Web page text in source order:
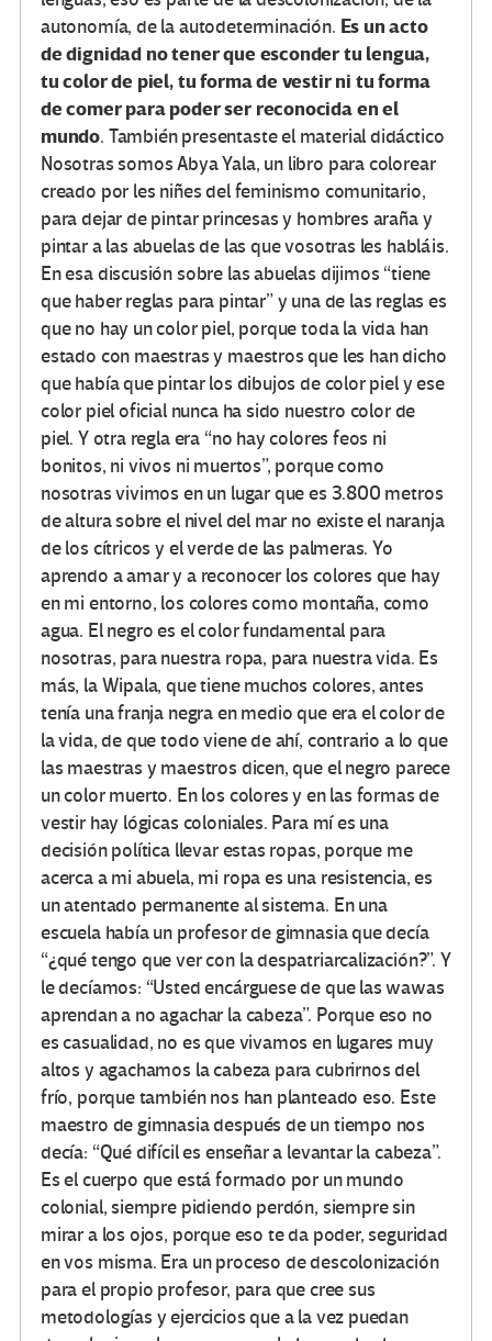
autonomía, de la autodeterminación. Es un acto
de dignidad no tener que esconder tu lengua,
tu color de piel, tu forma de vestir ni tu forma
de comer para poder ser reconocida en el
mundo. También presentaste el material didáctico
Nosotras somos Abya Yala, un libro para colorear
creado por les niñes del feminismo comunitario,
para dejar de pintar princesas y hombres araña y
pintar a las abuelas de las que vosotras les habláis.
En esa discusión sobre las abuelas dijimos “tiene
que haber reglas para pintar” y una de las reglas es
que no hay un color piel, porque toda la vida han
estado con maestras y maestros que les han dicho
que había que pintar los dibujos de color piel y ese
color piel oficial nunca ha sido nuestro color de
piel. Y otra regla era “no hay colores feos ni
bonitos, ni vivos ni muertos”, porque como
nosotras vivimos en un lugar que es 3.800 metros
de altura sobre el nivel del mar no existe el naranja
de los cítricos y el verde de las palmeras. Yo
aprendo a amar y a reconocer los colores que hay
en mi entorno, los colores como montaña, como
agua. El negro es el color fundamental para
nosotras, para nuestra ropa, para nuestra vida. Es
más, la Wipala, que tiene muchos colores, antes
tenía una franja negra en medio que era el color de
la vida, de que todo viene de ahí, contrario a lo que
las maestras y maestros dicen, que el negro parece
un color muerto. En los colores y en las formas de
vestir hay lógicas coloniales. Para mí es una
decisión política llevar estas ropas, porque me
acerca a mi abuela, mi ropa es una resistencia, es
un atentado permanente al sistema. En una
escuela había un profesor de gimnasia que decía
“¿qué tengo que ver con la despatriarcalización?”. Y
le decíamos: “Usted encárguese de que las wawas
aprendan a no agachar la cabeza”. Porque eso no
es casualidad, no es que vivamos en lugares muy
altos y agachamos la cabeza para cubrirnos del
frío, porque también nos han planteado eso. Este
maestro de gimnasia después de un tiempo nos
decía: “Qué difícil es enseñar a levantar la cabeza”.
Es el cuerpo que está formado por un mundo
colonial, siempre pidiendo perdón, siempre sin
mirar a los ojos, porque eso te da poder, seguridad
en vos misma. Era un proceso de descolonización
para el propio profesor, para que cree sus
metodologías y ejercicios que a la vez puedan